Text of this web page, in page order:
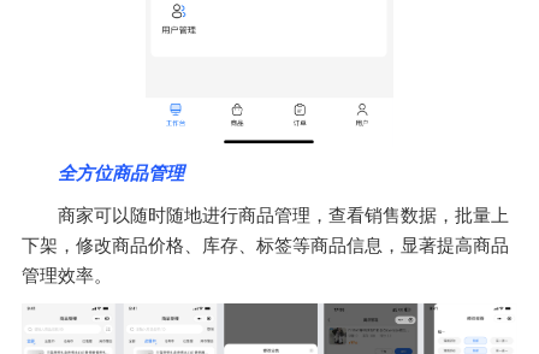
全方位商品管理
商家可以随时随地进行商品管理，查看销售数据，批量上
下架，修改商品价格、库存、标签等商品信息，显著提高商品
管理效率。